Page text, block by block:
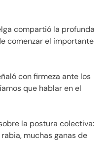
compartió la profunda
comenzar el importante
con firmeza ante los
que hablar en el
la postura colectiva:
muchas ganas de